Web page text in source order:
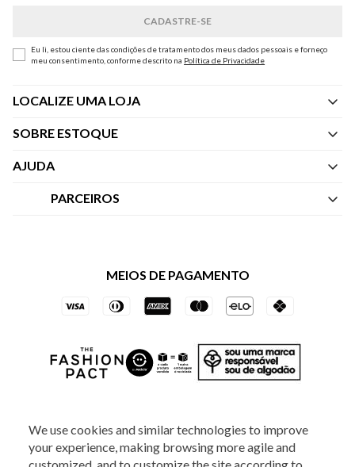
We use cookies and similar technologies to improve
your experience, making browsing more agile and
Eu li, estou ciente das condições de tratamento dos meus dados pessoais e forneço
meu consentimento, conforme descrito na Política de Privacidade
LOCALIZE UMA LOJA
SOBRE ESTOQUE
Quem Somos
AJUDA
Central de Atendimento
Trocas e Devoluções
PARCEIROS
Vai de Visa
Azul Fidelidade
MEIOS DE PAGAMENTO